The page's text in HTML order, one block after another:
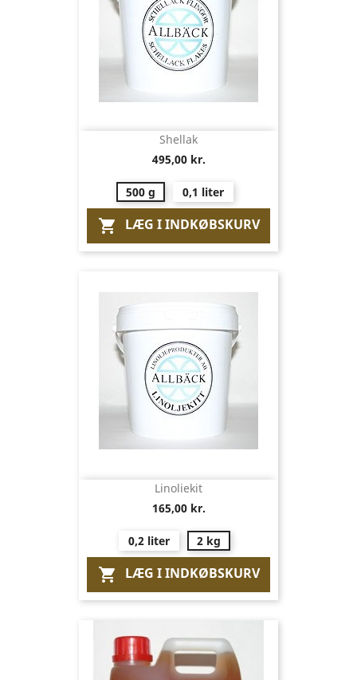
Shellak
495,00 kr.
500 g 0,1 liter
 LÆG I INDKØBSKURV
Linoliekit
165,00 kr.
0,2 liter 2 kg
 LÆG I INDKØBSKURV